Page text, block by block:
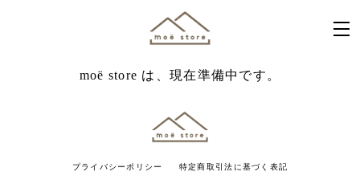
moë store は、現在準備中です。
プライバシーポリシー 特定商取引法に基づく表記